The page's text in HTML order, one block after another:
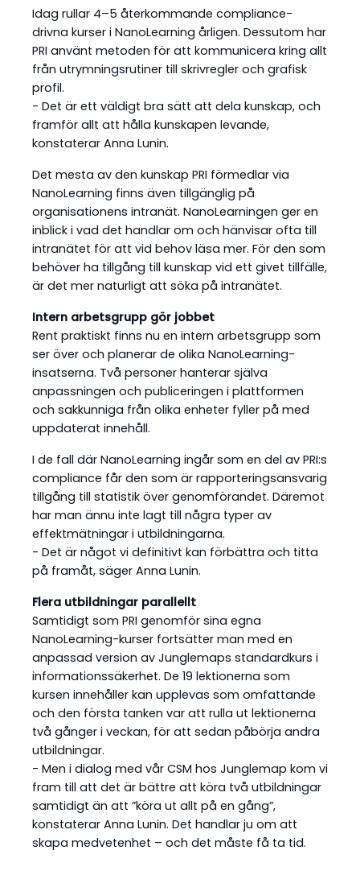
Idag rullar 4–5 återkommande compliance-
drivna kurser i NanoLearning årligen. Dessutom har
PRI använt metoden för att kommunicera kring allt
från utrymningsrutiner till skrivregler och grafisk
profil.
- Det är ett väldigt bra sätt att dela kunskap, och
framför allt att hålla kunskapen levande,
konstaterar Anna Lunin.
Det mesta av den kunskap PRI förmedlar via
NanoLearning finns även tillgänglig på
organisationens intranät. NanoLearningen ger en
inblick i vad det handlar om och hänvisar ofta till
intranätet för att vid behov läsa mer. För den som
behöver ha tillgång till kunskap vid ett givet tillfälle,
är det mer naturligt att söka på intranätet.
Intern arbetsgrupp gör jobbet
Rent praktiskt finns nu en intern arbetsgrupp som
ser över och planerar de olika NanoLearning-
insatserna. Två personer hanterar själva
anpassningen och publiceringen i plattformen
och sakkunniga från olika enheter fyller på med
uppdaterat innehåll.
I de fall där NanoLearning ingår som en del av PRI:s
compliance får den som är rapporteringsansvarig
tillgång till statistik över genomförandet. Däremot
har man ännu inte lagt till några typer av
effektmätningar i utbildningarna.
- Det är något vi definitivt kan förbättra och titta
på framåt, säger Anna Lunin.
Flera utbildningar parallellt
Samtidigt som PRI genomför sina egna
NanoLearning-kurser fortsätter man med en
anpassad version av Junglemaps standardkurs i
informationssäkerhet. De 19 lektionerna som
kursen innehåller kan upplevas som omfattande
och den första tanken var att rulla ut lektionerna
två gånger i veckan, för att sedan påbörja andra
utbildningar.
- Men i dialog med vår CSM hos Junglemap kom vi
fram till att det är bättre att köra två utbildningar
samtidigt än att ”köra ut allt på en gång”,
konstaterar Anna Lunin. Det handlar ju om att
skapa medvetenhet – och det måste få ta tid.